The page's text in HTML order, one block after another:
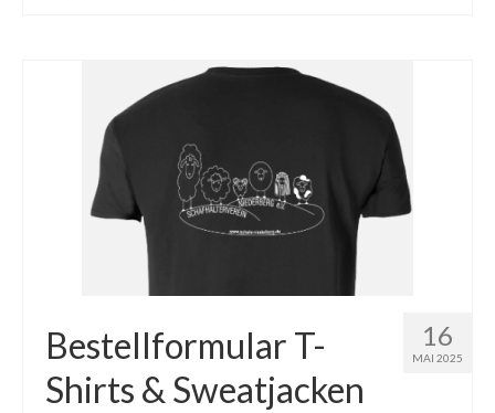
16
MAI 2025
Bestellformular T-
Shirts & Sweatjacken